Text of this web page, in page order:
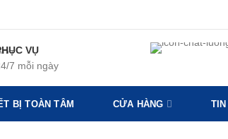
VỤ
7 mỗi ngày
BỊ TOÀN TÂM CỬA HÀNG